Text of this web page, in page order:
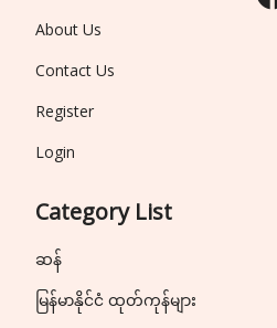
About Us
Contact Us
Register
Login
Category List
ဆန်
မြန်မာနိုင်ငံ ထုတ်ကုန်များ